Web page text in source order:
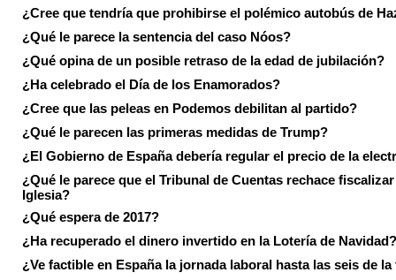
¿Cree que tendría que prohibirse el polémico autobús de
¿Qué le parece la sentencia del caso Nóos?
¿Qué opina de un posible retraso de la edad de jubilación?
¿Ha celebrado el Día de los Enamorados?
¿Cree que las peleas en Podemos debilitan al partido?
¿Qué le parecen las primeras medidas de Trump?
¿El Gobierno de España debería regular el precio de la
¿Qué le parece que el Tribunal de Cuentas rechace fiscalizar
Iglesia?
¿Qué espera de 2017?
¿Ha recuperado el dinero invertido en la Lotería de Navidad?
¿Ve factible en España la jornada laboral hasta las seis de la